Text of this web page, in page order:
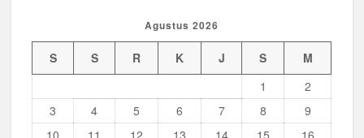
Musran X Kwarran Jabon Jadi Titik Awal Kebangkitan
Pramuka yang Lebih Inovatif dan Progresif
Peringanti Momentum Hardiknas, Kwarran Sedati Gelar Rapat
Agustus 2026
S S R K J S
M
1
2
3
4 5 6 7 8
9